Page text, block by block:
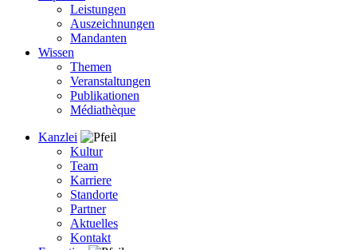
Leistungen
Auszeichnungen
Mandanten
Wissen
Themen
Veranstaltungen
Publikationen
Médiathèque
Kanzlei
Kultur
Team
Karriere
Standorte
Partner
Aktuelles
Kontakt